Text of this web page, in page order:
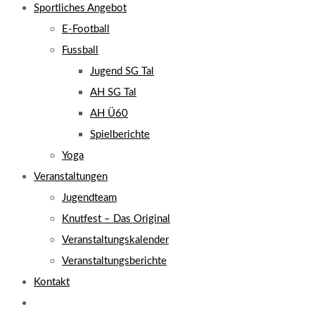
Sportliches Angebot
E-Football
Fussball
Jugend SG Tal
AH SG Tal
AH Ü60
Spielberichte
Yoga
Veranstaltungen
Jugendteam
Knutfest – Das Original
Veranstaltungskalender
Veranstaltungsberichte
Kontakt